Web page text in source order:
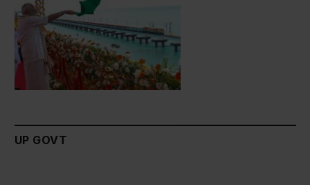
UP GOVT